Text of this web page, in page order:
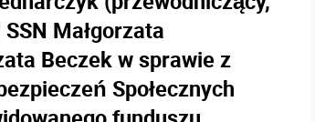
Małgorzata
Beczek w sprawie z
Społecznych